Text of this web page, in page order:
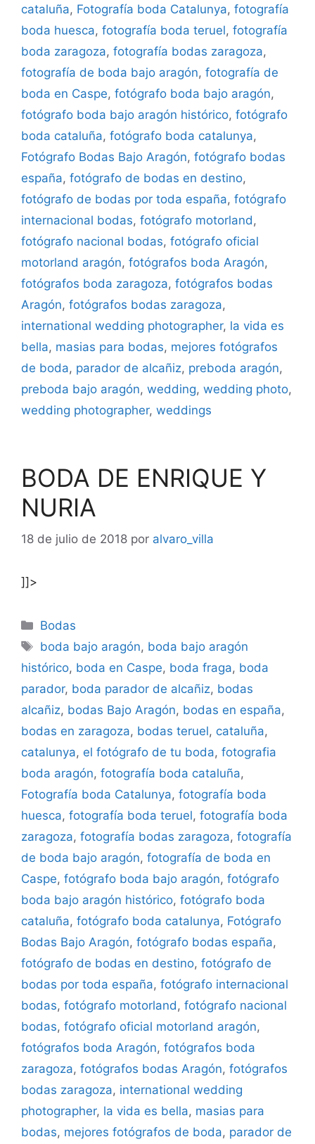
cataluña, Fotografía boda Catalunya, fotografía
boda huesca, fotografía boda teruel, fotografía
boda zaragoza, fotografía bodas zaragoza,
fotografía de boda bajo aragón, fotografía de
boda en Caspe, fotógrafo boda bajo aragón,
fotógrafo boda bajo aragón histórico, fotógrafo
boda cataluña, fotógrafo boda catalunya,
Fotógrafo Bodas Bajo Aragón, fotógrafo bodas
españa, fotógrafo de bodas en destino,
fotógrafo de bodas por toda españa, fotógrafo
internacional bodas, fotógrafo motorland,
fotógrafo nacional bodas, fotógrafo oficial
motorland aragón, fotógrafos boda Aragón,
fotógrafos boda zaragoza, fotógrafos bodas
Aragón, fotógrafos bodas zaragoza,
international wedding photographer, la vida es
bella, masias para bodas, mejores fotógrafos
de boda, parador de alcañiz, preboda aragón,
preboda bajo aragón, wedding, wedding photo,
wedding photographer, weddings
BODA DE ENRIQUE Y
NURIA
18 de julio de 2018 por alvaro_villa
]]>
Categorías
Bodas
Etiquetas
boda bajo aragón, boda bajo aragón
histórico, boda en Caspe, boda fraga, boda
parador, boda parador de alcañiz, bodas
alcañiz, bodas Bajo Aragón, bodas en españa,
bodas en zaragoza, bodas teruel, cataluña,
catalunya, el fotógrafo de tu boda, fotografia
boda aragón, fotografía boda cataluña,
Fotografía boda Catalunya, fotografía boda
huesca, fotografía boda teruel, fotografía boda
zaragoza, fotografía bodas zaragoza, fotografía
de boda bajo aragón, fotografía de boda en
Caspe, fotógrafo boda bajo aragón, fotógrafo
boda bajo aragón histórico, fotógrafo boda
cataluña, fotógrafo boda catalunya, Fotógrafo
Bodas Bajo Aragón, fotógrafo bodas españa,
fotógrafo de bodas en destino, fotógrafo de
bodas por toda españa, fotógrafo internacional
bodas, fotógrafo motorland , fotógrafo nacional
bodas, fotógrafo oficial motorland aragón,
fotógrafos boda Aragón, fotógrafos boda
zaragoza, fotógrafos bodas Aragón, fotógrafos
bodas zaragoza, international wedding
photographer, la vida es bella, masias para
bodas, mejores fotógrafos de boda, parador de